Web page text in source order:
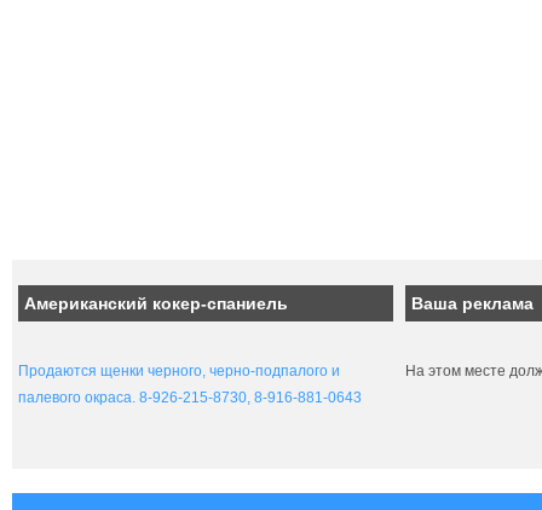
Американский кокер-спаниель
Продаются щенки черного, черно-подпалого и
палевого окраса. 8-926-215-8730, 8-916-881-0643
Ваша реклама
На этом месте